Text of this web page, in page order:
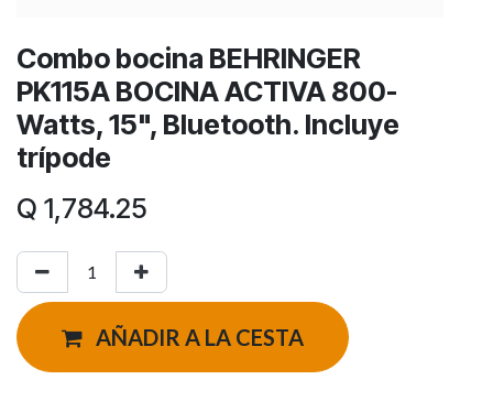
Combo bocina BEHRINGER
PK115A BOCINA ACTIVA 800-
Watts, 15", Bluetooth. Incluye
trípode
Q 1,784.25
AÑADIR A LA CESTA